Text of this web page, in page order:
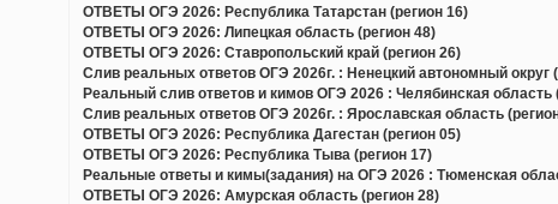
ОТВЕТЫ ОГЭ 2026: Республика Татарстан (регион 16)
ОТВЕТЫ ОГЭ 2026: Липецкая область (регион 48)
ОТВЕТЫ ОГЭ 2026: Ставропольский край (регион 26)
Слив реальных ответов ОГЭ 2026г. : Ненецкий автономный округ
Реальный слив ответов и кимов ОГЭ 2026 : Челябинская область
Слив реальных ответов ОГЭ 2026г. : Ярославская область
ОТВЕТЫ ОГЭ 2026: Республика Дагестан (регион 05)
ОТВЕТЫ ОГЭ 2026: Республика Тыва (регион 17)
Реальные ответы и кимы(задания) на ОГЭ 2026 : Тюменская
ОТВЕТЫ ОГЭ 2026: Амурская область (регион 28)